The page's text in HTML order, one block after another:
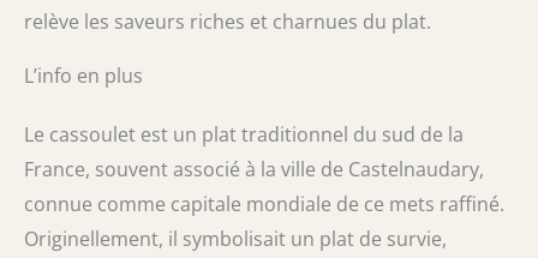
relève les saveurs riches et charnues du plat.
L’info en plus
Le cassoulet est un plat traditionnel du sud de la
France, souvent associé à la ville de Castelnaudary,
connue comme capitale mondiale de ce mets raffiné.
Originellement, il symbolisait un plat de survie,